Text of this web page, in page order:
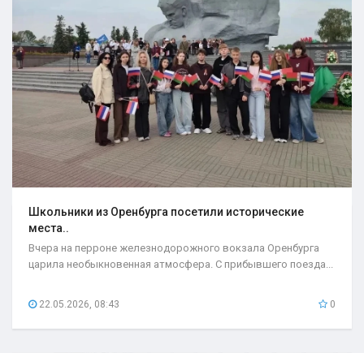
Школьники из Оренбурга посетили исторические
места..
Вчера на перроне железнодорожного вокзала Оренбурга
царила необыкновенная атмосфера. С прибывшего поезда...
22.05.2026, 08:43 0